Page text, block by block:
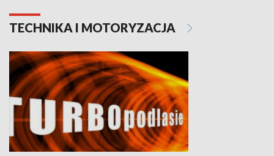
TECHNIKA I MOTORYZACJA